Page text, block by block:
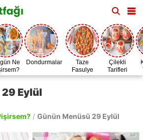
Ne
Dondurmalar
Taze
Fasulye
Zamanı
Çilekli
Tarifleri
Eylül
/ Günün Menüsü 29 Eylül